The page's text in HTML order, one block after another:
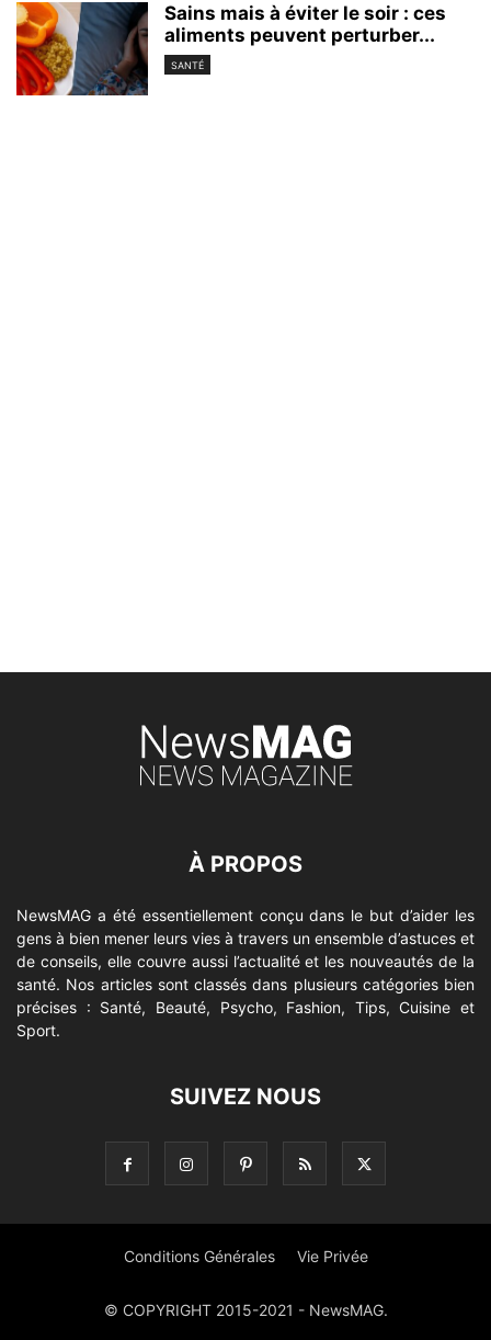
Sains mais à éviter le soir : ces
aliments peuvent perturber...
SANTÉ
À PROPOS
NewsMAG a été essentiellement conçu dans le but d’aider les
gens à bien mener leurs vies à travers un ensemble d’astuces et
de conseils, elle couvre aussi l’actualité et les nouveautés de la
santé. Nos articles sont classés dans plusieurs catégories bien
précises : Santé, Beauté, Psycho, Fashion, Tips, Cuisine et
Sport.
SUIVEZ NOUS
Conditions Générales Vie Privée
© COPYRIGHT 2015-2021 - NewsMAG.